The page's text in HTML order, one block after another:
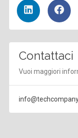
Contattaci
Vuoi maggiori